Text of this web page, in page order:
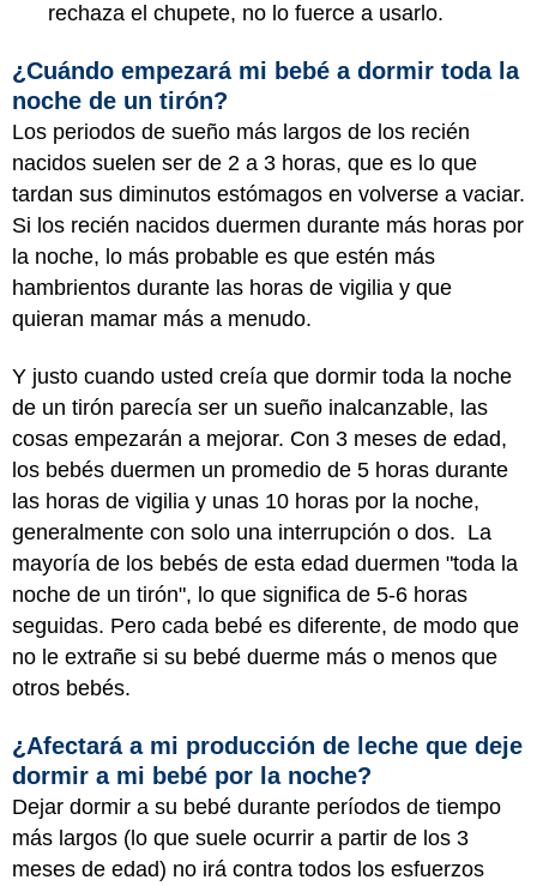
rechaza el chupete, no lo fuerce a usarlo.
¿Cuándo empezará mi bebé a dormir toda la
noche de un tirón?
Los periodos de sueño más largos de los recién
nacidos suelen ser de 2 a 3 horas, que es lo que
tardan sus diminutos estómagos en volverse a vaciar.
Si los recién nacidos duermen durante más horas por
la noche, lo más probable es que estén más
hambrientos durante las horas de vigilia y que
quieran mamar más a menudo.
Y justo cuando usted creía que dormir toda la noche
de un tirón parecía ser un sueño inalcanzable, las
cosas empezarán a mejorar. Con 3 meses de edad,
los bebés duermen un promedio de 5 horas durante
las horas de vigilia y unas 10 horas por la noche,
generalmente con solo una interrupción o dos. La
mayoría de los bebés de esta edad duermen "toda la
noche de un tirón", lo que significa de 5-6 horas
seguidas. Pero cada bebé es diferente, de modo que
no le extrañe si su bebé duerme más o menos que
otros bebés.
¿Afectará a mi producción de leche que deje
dormir a mi bebé por la noche?
Dejar dormir a su bebé durante períodos de tiempo
más largos (lo que suele ocurrir a partir de los 3
meses de edad) no irá contra todos los esfuerzos